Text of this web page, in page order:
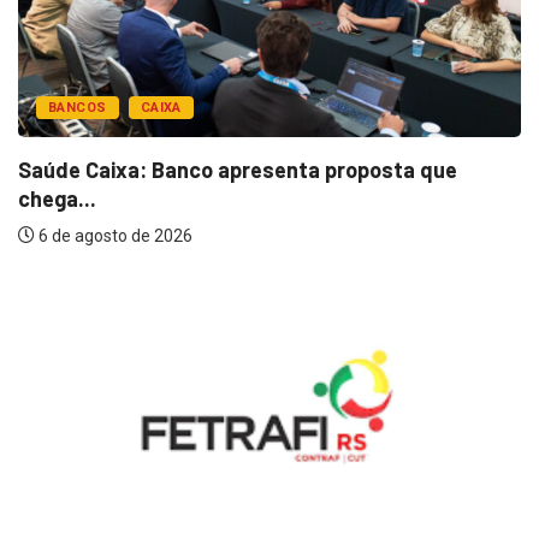
BANCOS CAIXA
Saúde Caixa: Banco apresenta proposta que
chega...
6 de agosto de 2026